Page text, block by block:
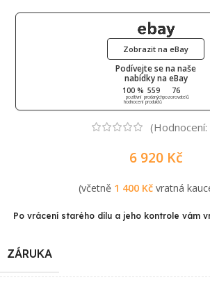
Podívejte se na naše
nabídky na eBay
100 %
pozitivní
hodnocení
559
prodaných
produktů
76
pozorovatelů
Zobrazit na eBay
(Hodnocení:
6 920 Kč
(včetně 1 400 Kčvratná
Po vrácení starého dílu a jeho kontrole vám
ZÁRUKA